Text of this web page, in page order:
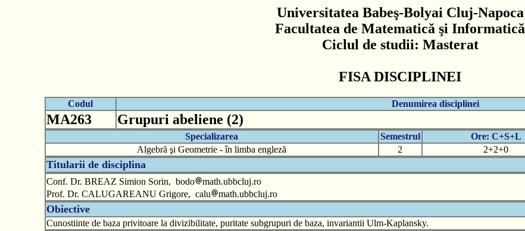
Universitatea Babeş-Bolyai Cluj-Napoca
Facultatea de Matematică şi Informatică
Ciclul de studii: Masterat
FISA DISCIPLINEI
Codul Denumirea disciplinei
MA263 Grupuri abeliene (2)
Specializarea Semestrul Ore: C+S+L
Algebră şi Geometrie - în limba engleză
2 2+2+0
Titularii de disciplina
Conf. Dr. BREAZ Simion Sorin, bodo
math.ubbcluj.ro
Prof. Dr. CALUGAREANU Grigore, calu
math.ubbcluj.ro
Obiective
Cunostiinte de baza privitoare la divizibilitate, puritate subgrupuri de baza, invariantii Ulm-Kaplansky.